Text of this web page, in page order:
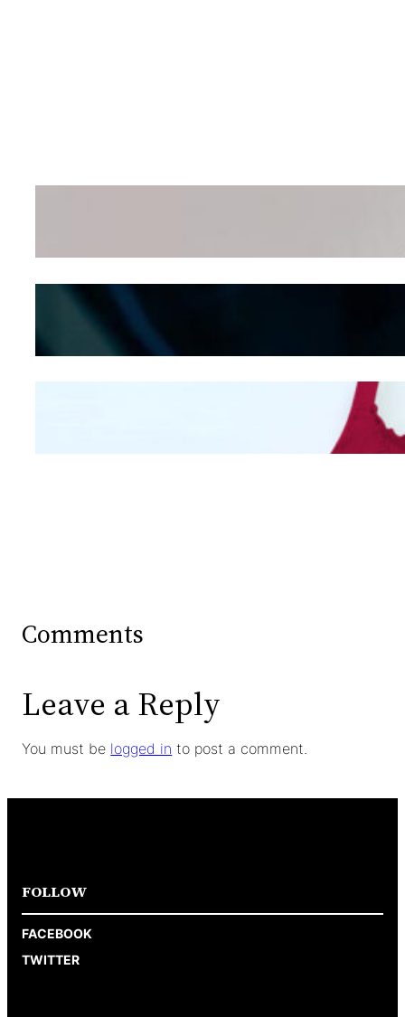
Wanita Pamer Pakaian
Kepribadian
Mengintip Kepribadian
Wanita Dari Warna Bra
Comments
Leave a Reply
You must be logged in to post a comment.
FOLLOW
FACEBOOK
TWITTER